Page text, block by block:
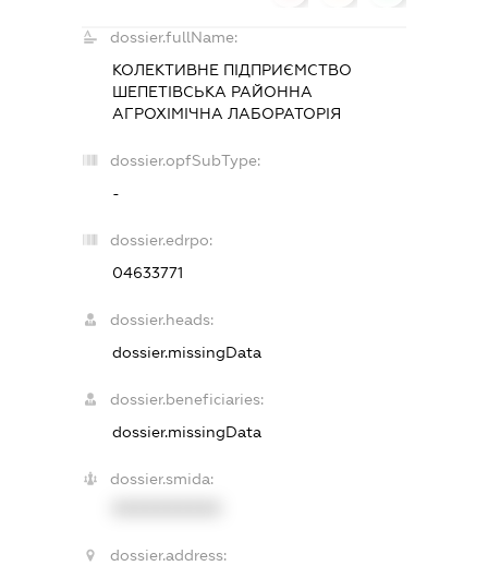
dossier.fullName:
КОЛЕКТИВНЕ ПІДПРИЄМСТВО
ШЕПЕТІВСЬКА РАЙОННА
АГРОХІМІЧНА ЛАБОРАТОРІЯ
dossier.opfSubType:
-
dossier.edrpo:
04633771
dossier.heads:
dossier.missingData
dossier.beneficiaries:
dossier.missingData
dossier.smida:
dossier.address: